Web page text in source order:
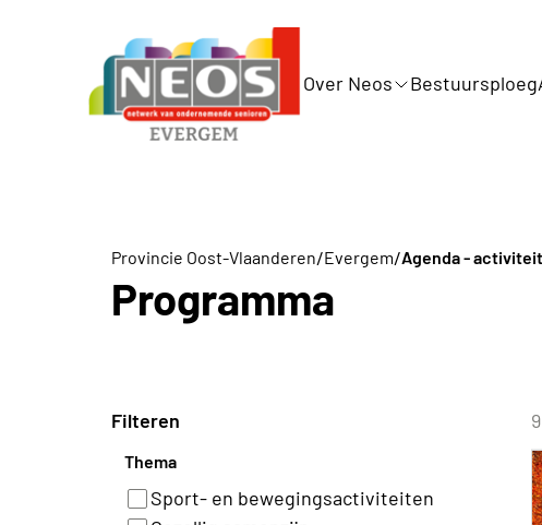
Over Neos Bestuursploeg
Provincie Oost-Vlaanderen /Evergem / Agenda -
Programma
Filteren
Thema
Sport- en bewegingsactiviteiten
Gezellig samenzijn